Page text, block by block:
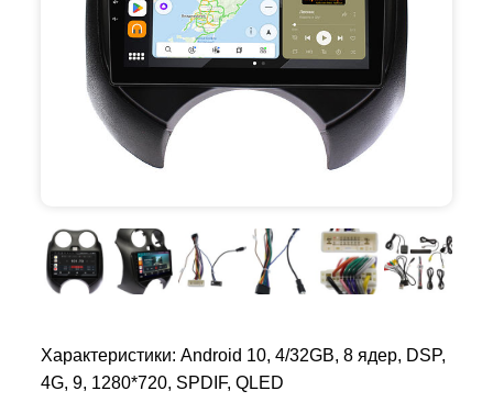
Характеристики: Android 10, 4/32GB, 8 ядер, DSP,
4G, 9, 1280*720, SPDIF, QLED